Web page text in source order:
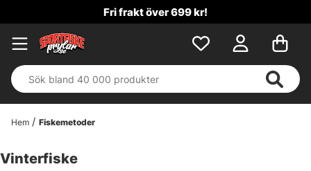
Fri frakt över 699 kr!
Hem Fiskemetoder
Vinterfiske